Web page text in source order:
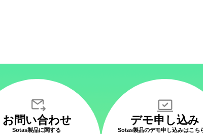
お問い合わせ
Sotas製品に関する
デモ申し込み
Sotas製品のデモ申し込みはこち